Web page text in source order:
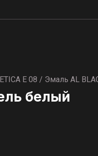
E 08 / Эмаль AL
белый